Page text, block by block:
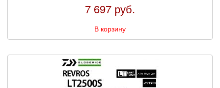
7 697 руб.
В корзину